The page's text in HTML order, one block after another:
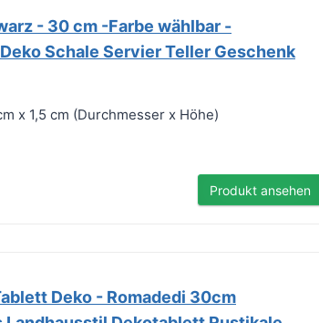
- 30 cm -Farbe wählbar -
Schale Servier Teller Geschenk
x 1,5 cm (Durchmesser x Höhe)
Produkt ansehen
Deko - Romadedi 30cm